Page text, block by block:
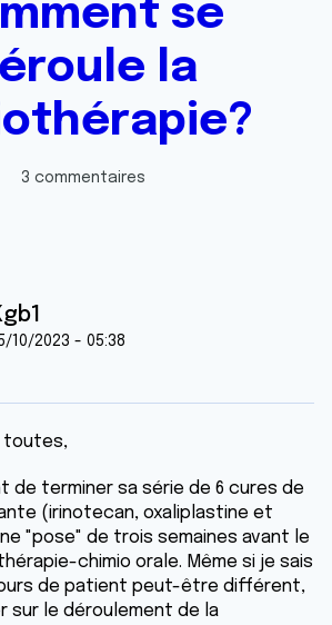
se
la
3 commentaires
10/2023 - 05:38
toutes,
de terminer sa série de 6 cures de
(irinotecan, oxaliplastine et
"pose" de trois semaines avant le
chimio orale. Même si je sais
de patient peut-être différent,
sur le déroulement de la